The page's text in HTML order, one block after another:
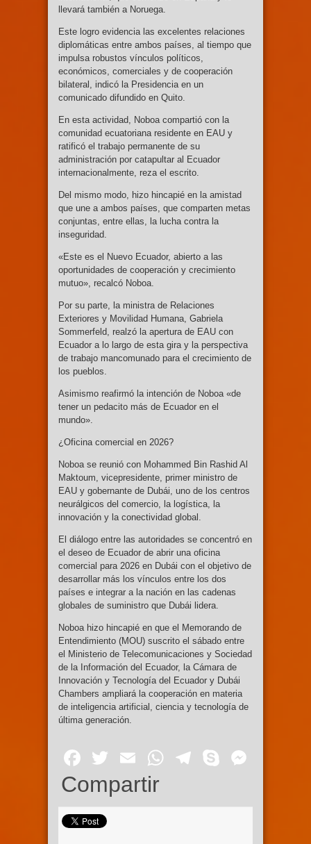
llevará también a Noruega.
Este logro evidencia las excelentes relaciones
diplomáticas entre ambos países, al tiempo que
impulsa robustos vínculos políticos,
económicos, comerciales y de cooperación
bilateral, indicó la Presidencia en un
comunicado difundido en Quito.
En esta actividad, Noboa compartió con la
comunidad ecuatoriana residente en EAU y
ratificó el trabajo permanente de su
administración por catapultar al Ecuador
internacionalmente, reza el escrito.
Del mismo modo, hizo hincapié en la amistad
que une a ambos países, que comparten metas
conjuntas, entre ellas, la lucha contra la
inseguridad.
«Este es el Nuevo Ecuador, abierto a las
oportunidades de cooperación y crecimiento
mutuo», recalcó Noboa.
Por su parte, la ministra de Relaciones
Exteriores y Movilidad Humana, Gabriela
Sommerfeld, realzó la apertura de EAU con
Ecuador a lo largo de esta gira y la perspectiva
de trabajo mancomunado para el crecimiento de
los pueblos.
Asimismo reafirmó la intención de Noboa «de
tener un pedacito más de Ecuador en el
mundo».
¿Oficina comercial en 2026?
Noboa se reunió con Mohammed Bin Rashid Al
Maktoum, vicepresidente, primer ministro de
EAU y gobernante de Dubái, uno de los centros
neurálgicos del comercio, la logística, la
innovación y la conectividad global.
El diálogo entre las autoridades se concentró en
el deseo de Ecuador de abrir una oficina
comercial para 2026 en Dubái con el objetivo de
desarrollar más los vínculos entre los dos
países e integrar a la nación en las cadenas
globales de suministro que Dubái lidera.
Noboa hizo hincapié en que el Memorando de
Entendimiento (MOU) suscrito el sábado entre
el Ministerio de Telecomunicaciones y Sociedad
de la Información del Ecuador, la Cámara de
Innovación y Tecnología del Ecuador y Dubái
Chambers ampliará la cooperación en materia
de inteligencia artificial, ciencia y tecnología de
última generación.
Facebook
Twitter
EmailWhatsApp
Telegram
Skype
Compartir